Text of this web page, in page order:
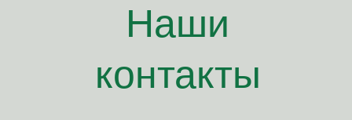
Наши
контакты